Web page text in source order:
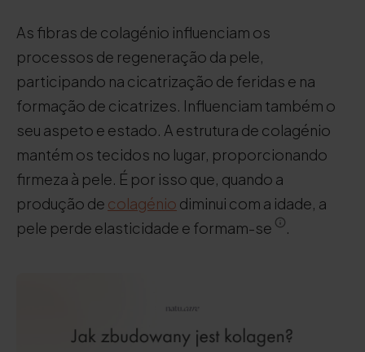
As fibras de colagénio influenciam os
processos de regeneração da pele,
participando na cicatrização de feridas e na
formação de cicatrizes. Influenciam também o
seu aspeto e estado. A estrutura de colagénio
mantém os tecidos no lugar, proporcionando
firmeza à pele. É por isso que, quando a
produção de colagénio diminui com a idade, a
pele perde elasticidade e formam-se
.